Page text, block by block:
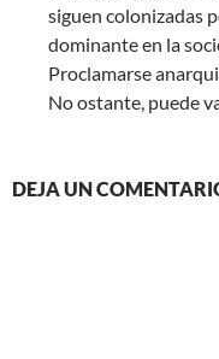
siguen colonizadas
dominante en la
Proclamarse
No ostante, puede
DEJA UN